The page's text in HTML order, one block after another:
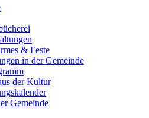
& Feste
in der Gemeinde
der Kultur
Gemeinde